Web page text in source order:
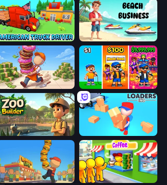
American Truck Driver Beach Business
Donut Place Music Band
Zoo Builder
Burger Life Coffee Idle